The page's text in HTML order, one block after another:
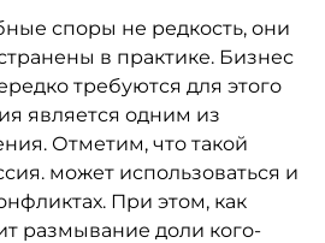
споры не редкость, они
в практике. Бизнес
требуются для этого
является одним из
Отметим, что такой
может использоваться и
При этом, как
размывание доли кого-